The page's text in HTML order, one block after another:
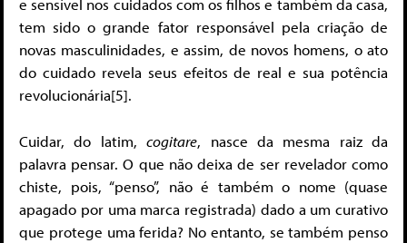
e sensível nos cuidados com os filhos e também da casa,
tem sido o grande fator responsável pela criação de
novas masculinidades, e assim, de novos homens, o ato
do cuidado revela seus efeitos de real e sua potência
revolucionária[5].
Cuidar, do latim,cogitare, nasce da mesma raiz da
palavra pensar. O que não deixa de ser revelador como
chiste, pois, “penso”, não é também o nome (quase
apagado por uma marca registrada) dado a um curativo
que protege uma ferida? No entanto, se também penso